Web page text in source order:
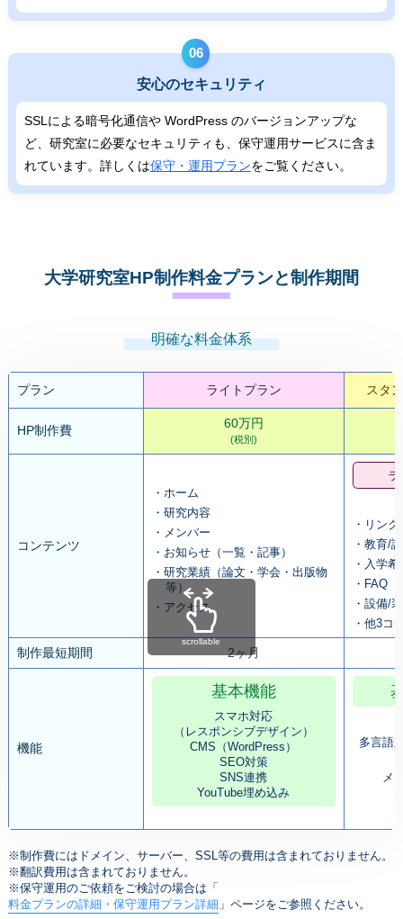
06
安心のセキュリティ
SSLによる暗号化通信や WordPress のバージョンアップな
ど、研究室に必要なセキュリティも、保守運用サービスに含ま
れています。詳しくは保守・運用プランをご覧ください。
大学研究室HP制作料金プランと制作期間
明確な料金体系
プラン ライトプラン スタ
HP制作費 60万円
(税別)
コンテンツ
・ホーム
・研究内容
・メンバー
・お知らせ（一覧・記事）
・研究業績（論文・学会・出版物
等）
・アクセス
ラ
・リンク
・教育/
・入学
・FAQ
・設備/
・他3コ
制作最短期間 2ヶ月
機能
基本機能
スマホ対応
（レスポンシブデザイン）
CMS（WordPress）
SEO対策
SNS連携
YouTube埋め込み
多言語
メ
scrollable
※制作費にはドメイン、サーバー、SSL等の費用は含まれておりません。
※翻訳費用は含まれておりません。
※保守運用のご依頼をご検討の場合は「
料金プランの詳細・保守運用プラン詳細 」ページをご参照ください。